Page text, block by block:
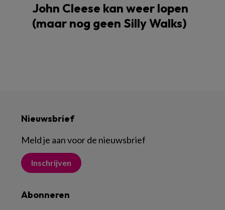
John Cleese kan weer lopen
(maar nog geen Silly Walks)
Nieuwsbrief
Meld je aan voor de nieuwsbrief
Inschrijven
Abonneren